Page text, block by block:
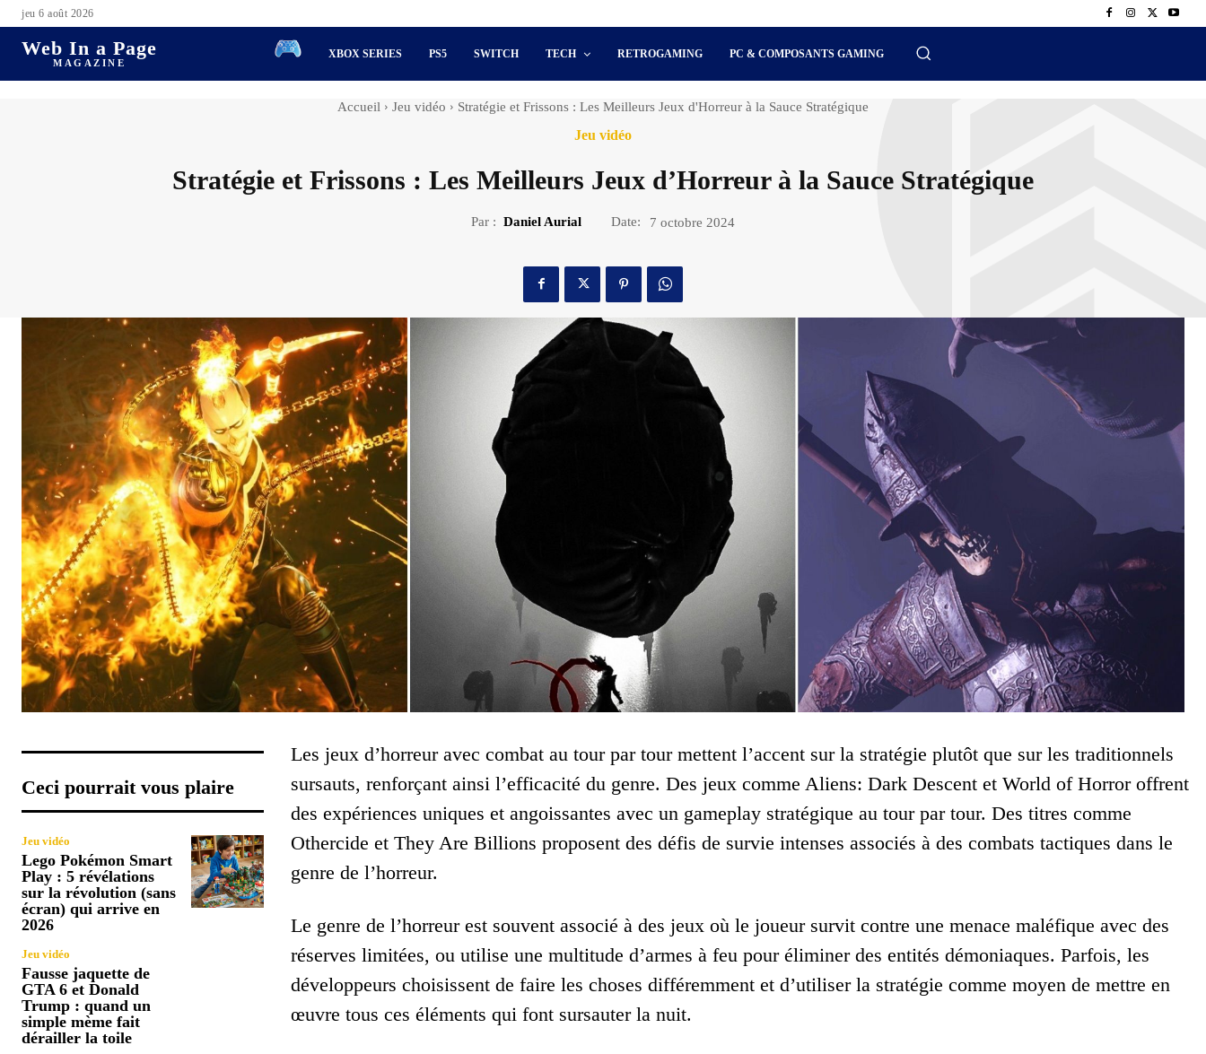
jeu 6 août 2026
Web In a Page
MAGAZINE
XBOX SERIES PS5 SWITCH TECH RETROGAMING PC & COMPOSANTS GAMING
Accueil Jeu vidéo Stratégie et Frissons : Les Meilleurs Jeux d'Horreur à la Sauce Stratégique
Jeu vidéo
Stratégie et Frissons : Les Meilleurs Jeux d’Horreur à la Sauce Stratégique
Par : Daniel Aurial Date: 7 octobre 2024
Ceci pourrait vous plaire
Jeu vidéo
Lego Pokémon Smart
Play : 5 révélations
sur la révolution (sans
écran) qui arrive en
2026
Jeu vidéo
Fausse jaquette de
GTA 6 et Donald
Trump : quand un
simple mème fait
dérailler la toile
Les jeux d’horreur avec combat au tour par tour mettent l’accent sur la stratégie plutôt que sur les traditionnels
sursauts, renforçant ainsi l’efficacité du genre. Des jeux comme Aliens: Dark Descent et World of Horror offrent
des expériences uniques et angoissantes avec un gameplay stratégique au tour par tour. Des titres comme
Othercide et They Are Billions proposent des défis de survie intenses associés à des combats tactiques dans le
genre de l’horreur.
Le genre de l’horreur est souvent associé à des jeux où le joueur survit contre une menace maléfique avec des
réserves limitées, ou utilise une multitude d’armes à feu pour éliminer des entités démoniaques. Parfois, les
développeurs choisissent de faire les choses différemment et d’utiliser la stratégie comme moyen de mettre en
œuvre tous ces éléments qui font sursauter la nuit.